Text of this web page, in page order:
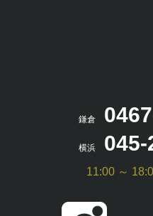
鎌倉
横浜 045-
11:00 ～